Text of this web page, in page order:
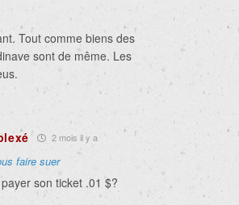
Tout comme biens des
sont de même. Les
2 mois il y a
faire suer
son ticket .01 $?